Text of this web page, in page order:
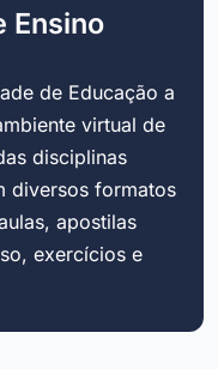
Ensino
de Educação a
virtual de
disciplinas
diversos formatos
apostilas
exercícios e